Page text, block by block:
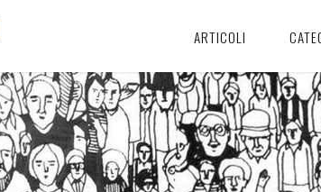
ARTICOLI